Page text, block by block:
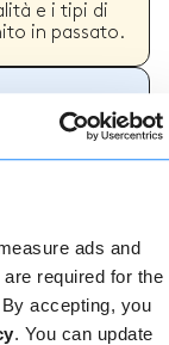
ads and
required for the
accepting, you
. You can update
e i tipi di
in passato.
più
a
online
di